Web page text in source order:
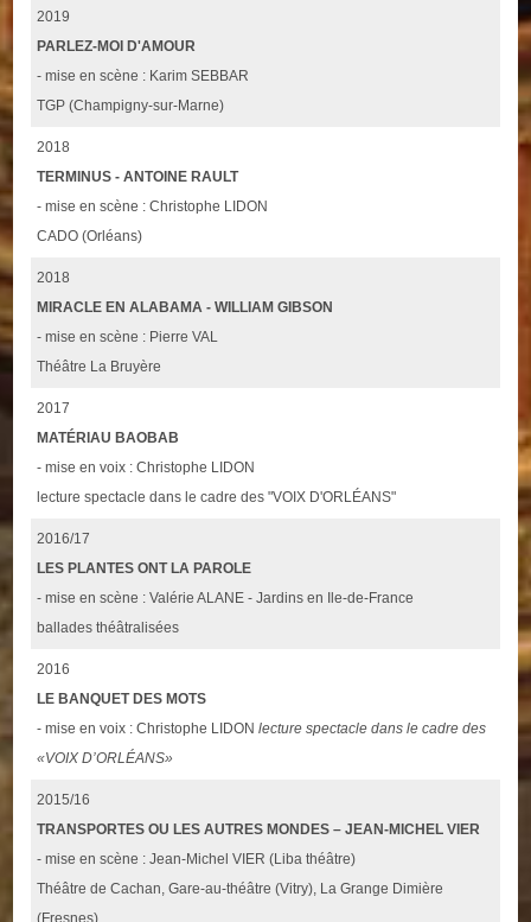
2019
PARLEZ-MOI D'AMOUR
- mise en scène : Karim SEBBAR
TGP (Champigny-sur-Marne)
2018
TERMINUS - ANTOINE RAULT
- mise en scène : Christophe LIDON
CADO (Orléans)
2018
MIRACLE EN ALABAMA - WILLIAM GIBSON
- mise en scène : Pierre VAL
Théâtre La Bruyère
2017
MATÉRIAU BAOBAB
- mise en voix : Christophe LIDON
lecture spectacle dans le cadre des "VOIX D'ORLÉANS"
2016/17
LES PLANTES ONT LA PAROLE
- mise en scène : Valérie ALANE - Jardins en Ile-de-France
ballades théâtralisées
2016
LE BANQUET DES MOTS
- mise en voix : Christophe LIDONlecture spectacle dans le cadre des
«VOIX D’ORLÉANS»
2015/16
TRANSPORTES OU LES AUTRES MONDES – JEAN-MICHEL VIER
- mise en scène : Jean-Michel VIER (Liba théâtre)
Théâtre de Cachan, Gare-au-théâtre (Vitry), La Grange Dimière
(Fresnes)